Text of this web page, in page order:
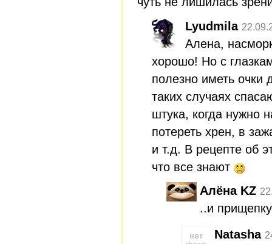
Lyudmila
Алена,
хорошо! Но с
полезно иметь очки
таких случаях
штука, когда нужно
потереть хрен, в
и т.д. В рецепте об
что все знают
Алёна KZ
..и
Natasha